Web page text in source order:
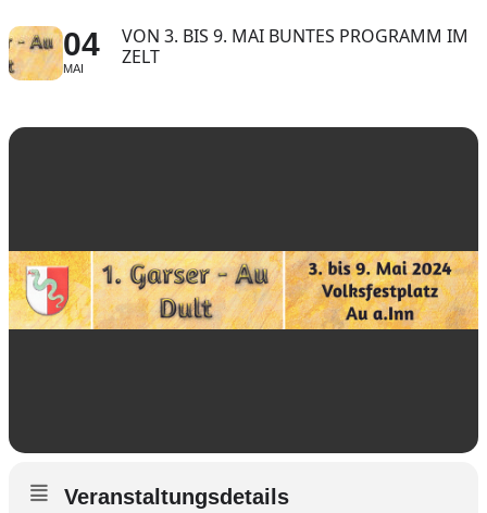
04
MAI
VON 3. BIS 9. MAI BUNTES PROGRAMM IM
ZELT
Veranstaltungsdetails